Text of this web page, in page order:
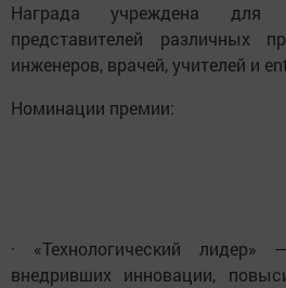
Награда учреждена для
представителей различных
инженеров, врачей, учителей и
Номинации премии:
· «Технологический лидер»
внедривших инновации,